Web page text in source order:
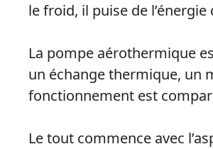
le froid, il puise de
La pompe aérothermique
un échange thermique, un
fonctionnement est
Le tout commence avec